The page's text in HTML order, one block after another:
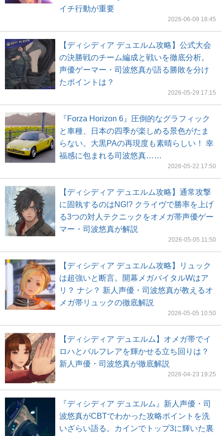
イチ行動が重要
2026-06-09 18:45
【ディシディア デュエルム攻略】公式大会
の決勝戦のチーム編成と戦いを徹底分析。
声優ゲーマー・司波悠真が語る勝敗を分け
たポイントは？
2026-05-29 17:15
『Forza Horizon 6』圧倒的なグラフィック
と車種、日本の四季が楽しめる景色がたま
らない。大黒PAの再現度も素晴らしい！ 幸
福感に包まれる司波悠真……
2026-05-22 17:50
【ディシディア デュエルム攻略】通常攻撃
に固執するのはNG!? クライヴで勝率を上げ
る3つの対人テクニックをオメガ帯声優ゲー
マー・司波悠真が解説
2026-05-05 11:50
【ディシディア デュエルム攻略】リュック
は超強いと断言。開幕メガバイタルWはア
リ？ ナシ？ 新人声優・司波悠真が教えるオ
メガ帯リュックの徹底解説
2026-05-05 10:50
【ディシディア デュエルム】オメガ帯でイ
ロハとバルフレアを輝かせる立ち回りは？
新人声優・司波悠真が徹底解説
2026-04-23 19:25
『ディシディア デュエルム』新人声優・司
波悠真がCBTでわかった攻略ポイントを洗
いざらい語る。カインでトップ3に輝いた裏